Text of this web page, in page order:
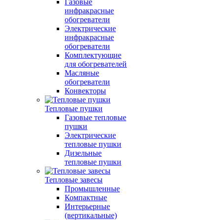
Газовые
инфракрасные
обогреватели
Электрические
инфракрасные
обогреватели
Комплектующие
для обогревателей
Масляные
обогреватели
Конвекторы
Тепловые пушки
Газовые тепловые
пушки
Электрические
тепловые пушки
Дизельные
тепловые пушки
Тепловые завесы
Промышленные
Компактные
Интерьерные
(вертикальные)